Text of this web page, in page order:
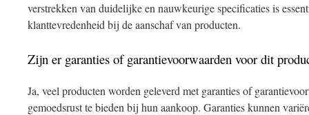
verstrekken van duidelijke en nauwkeurige specificaties is
klanttevredenheid bij de aanschaf van producten.
Zijn er garanties of garantievoorwaarden voor dit
Ja, veel producten worden geleverd met garanties of
gemoedsrust te bieden bij hun aankoop. Garanties kunnen